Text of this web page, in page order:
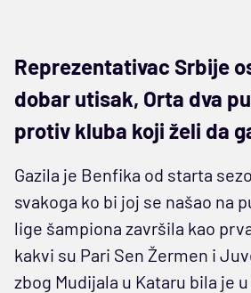
Reprezentativac Srbije
dobar utisak, Orta dva
protiv kluba koji želi da
Gazila je Benfika od starta
svakoga ko bi joj se našao na
lige šampiona završila kao
kakvi su Pari Sen Žermen i
zbog Mudijala u Kataru bila je